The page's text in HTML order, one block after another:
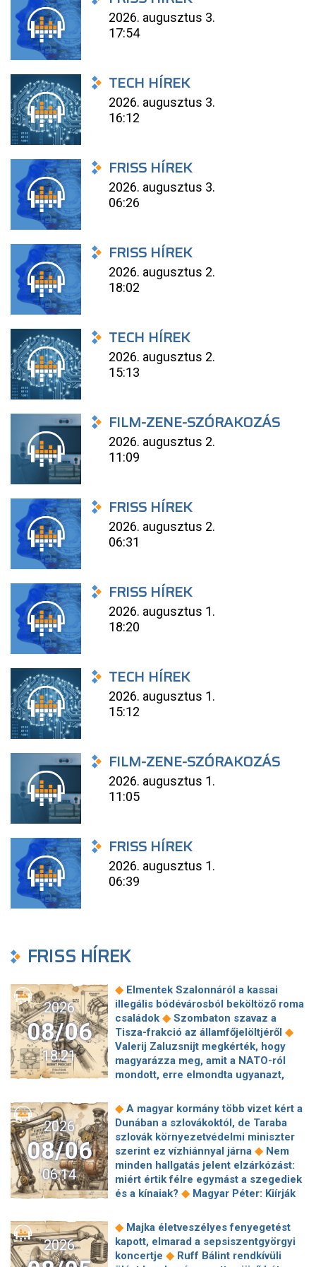
2026. augusztus 3.
17:54
TECH HÍREK
2026. augusztus 3.
16:12
FRISS HÍREK
2026. augusztus 3.
06:26
FRISS HÍREK
2026. augusztus 2.
18:02
TECH HÍREK
2026. augusztus 2.
15:13
FILM-ZENE-SZÓRAKOZÁS
2026. augusztus 2.
11:09
FRISS HÍREK
2026. augusztus 2.
06:31
FRISS HÍREK
2026. augusztus 1.
18:20
TECH HÍREK
2026. augusztus 1.
15:12
FILM-ZENE-SZÓRAKOZÁS
2026. augusztus 1.
11:05
FRISS HÍREK
2026. augusztus 1.
06:39
FRISS HÍREK
2026
08/06
18:21
◆ Elmentek Szalonnáról a kassai
illegális bódévárosból beköltöző roma
családok ◆ Szombaton szavaz a
Tisza-frakció az államfőjelöltjéről ◆
Valerij Zaluzsnijt megkérték, hogy
magyarázza meg, amit a NATO-ról
mondott, erre elmondta ugyanazt,
kötött szerződéseket a HM cége a
Lounge Eventtel, a miniszter
feljelentést tett
◆Orbán Anita
megkérte a szlovák kormányt, hogy
segítse a magyar vízellátást ◆ Forró
augusztus: gátja lehet az uniós
források hazahozatalának az
Alkotmánybíróság?◆ Török Gábor: Ez
Meglepetés az albérletpiacon, nincs
roham ◆Hirtelen titkolózni kezdett a
Tisza a kegyelmi ügyekről◆
2026
08/06
06:14
◆ A magyar kormány több vizet kért a
Dunában a szlovákoktól, de Taraba
szlovák környezetvédelmi miniszter
szerint ez vízhiánnyal járna ◆ Nem
minden hallgatás jelent elzárkózást:
miért értik félre egymást a szegediek
és a kínaiak? ◆ Magyar Péter: Kiírják
projektekben magyar állami
tulajdonrészt fognak előírni ◆Orbán
Gáspár hatszor repült honvédségi
gépen Csádba és Nigerbe◆Ismert
2026
◆ Majka életveszélyes fenyegetést
kapott, elmarad a sepsiszentgyörgyi
koncertje ◆ Ruff Bálint rendkívüli